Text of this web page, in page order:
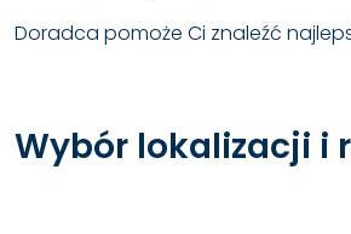
Doradca pomoże Ci znaleźć
Wybór lokalizacji i